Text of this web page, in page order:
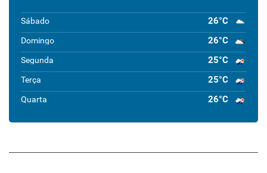
Sábado 26°C
Domingo 26°C
Segunda 25°C
Terça 25°C
Quarta 26°C